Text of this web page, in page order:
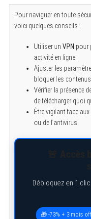
Pour naviguer en toute
voici quelques conseils :
Utiliser un VPN pour
activité en ligne.
Ajuster les
bloquer les
Vérifier la présence
de télécharger quoi
Être vigilant face
ou de l’antivirus.
Débloquez en 1
🎁 -73% + 3 mois